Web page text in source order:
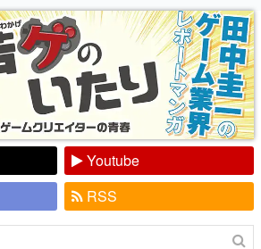
り】
Youtube
RSS